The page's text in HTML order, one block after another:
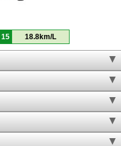
18.8km/L